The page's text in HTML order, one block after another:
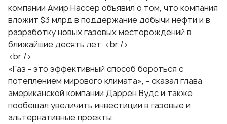
компании Амир Нассер объявил о том, что компания
вложит $3 млрд в поддержание добычи нефти и в
разработку новых газовых месторождений в
ближайшие десять лет. <br />
<br />
«Газ - это эффективный способ бороться с
потеплением мирового климата», - сказал глава
американской компании Даррен Вудс и также
пообещал увеличить инвестиции в газовые и
альтернативные проекты.